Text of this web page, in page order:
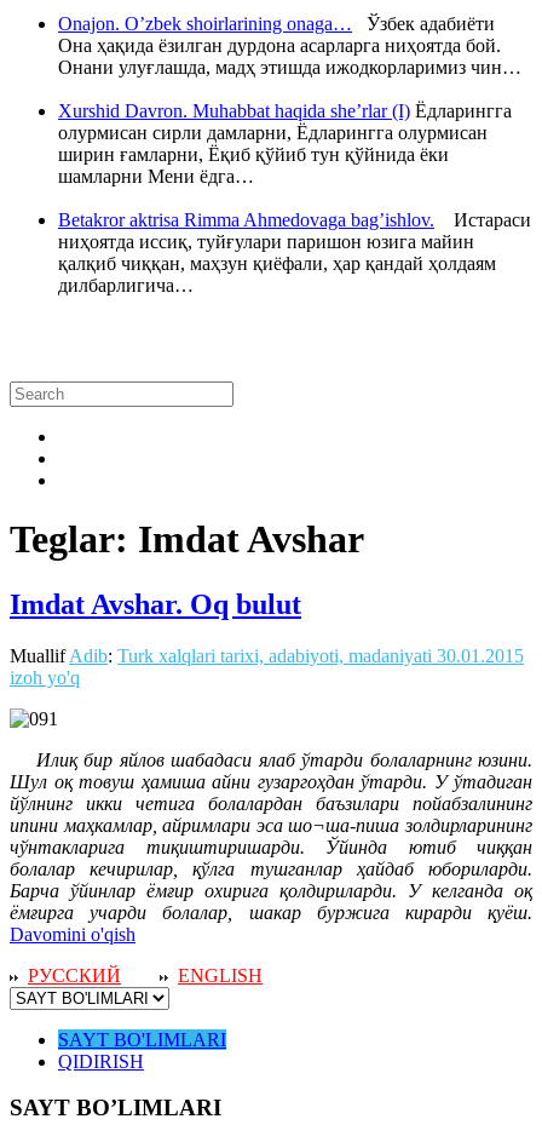
Onajon. O’zbek shoirlarining onaga… Ўзбек адабиёти
Она ҳақида ёзилган дурдона асарларга ниҳоятда бой.
Онани улуғлашда, мадҳ этишда ижодкорларимиз чин…
Xurshid Davron. Muhabbat haqida she’rlar (I) Ёдларингга
олурмисан сирли дамларни, Ёдларингга олурмисан
ширин ғамларни, Ёқиб қўйиб тун қўйнида ёки
шамларни Мени ёдга…
Betakror aktrisa Rimma Ahmedovaga bag’ishlov. Истараси
ниҳоятда иссиқ, туйғулари паришон юзига майин
қалқиб чиққан, маҳзун қиёфали, ҳар қандай ҳолдаям
дилбарлигича…
Teglar: Imdat Avshar
Imdat Avshar. Oq bulut
MuallifAdib: Turk xalqlari tarixi, adabiyoti, madaniyati 30.01.2015
izoh yo'q
Илиқ бир яйлов шабадаси ялаб ўтарди болаларнинг юзини.
Шул оқ товуш ҳамиша айни гузаргоҳдан ўтарди. У ўтадиган
йўлнинг икки четига болалардан баъзилари пойабзалининг
ипини маҳкамлар, айримлари эса шо¬ша-пиша золдирларининг
чўнтакларига тиқиштиришарди. Ўйинда ютиб чиққан
болалар кечирилар, қўлга тушганлар ҳайдаб юбориларди.
Барча ўйинлар ёмғир охирига қолдириларди. У келганда оқ
ёмғирга учарди болалар, шакар буржига кирарди қуёш.
Davomini o'qish
РУССКИЙ
ENGLISH
SAYT BO'LIMLARI
QIDIRISH
SAYT BO’LIMLARI